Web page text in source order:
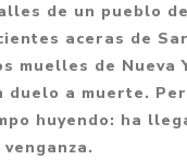
de un pueblo
aceras de
muelles de Nueva
duelo a muerte.
huyendo: ha